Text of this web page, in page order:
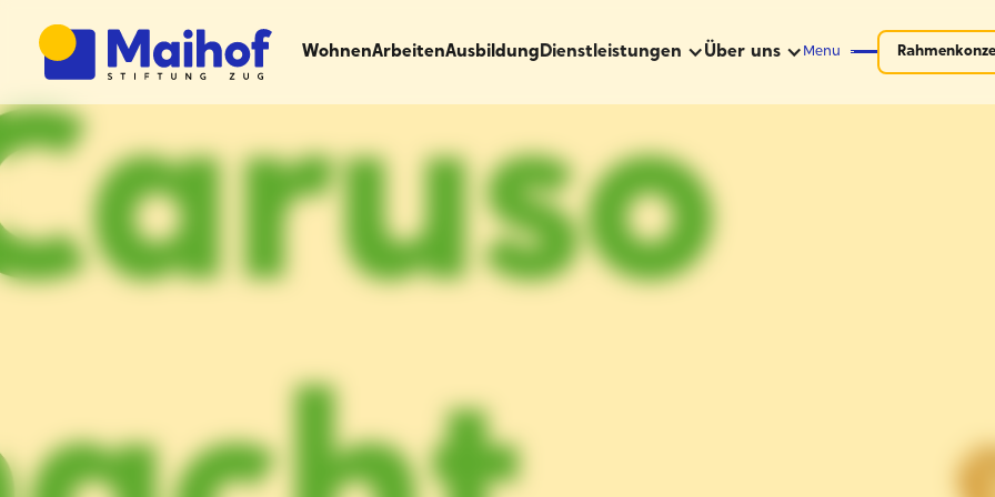
WohnenArbeitenAusbildung Dienstleistungen Über uns Menu